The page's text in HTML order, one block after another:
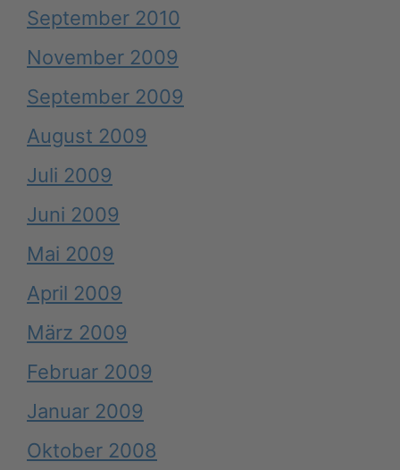
September 2010
November 2009
September 2009
August 2009
Juli 2009
Juni 2009
Mai 2009
April 2009
März 2009
Februar 2009
Januar 2009
Oktober 2008